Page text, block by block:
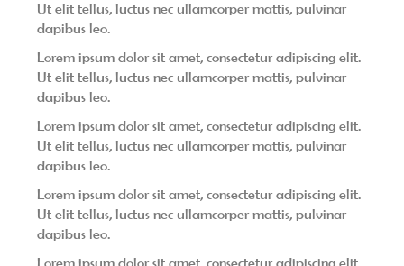
Ut elit tellus, luctus nec ullamcorper mattis, pulvinar
dapibus leo.
Lorem ipsum dolor sit amet, consectetur adipiscing elit.
Ut elit tellus, luctus nec ullamcorper mattis, pulvinar
dapibus leo.
Lorem ipsum dolor sit amet, consectetur adipiscing elit.
Ut elit tellus, luctus nec ullamcorper mattis, pulvinar
dapibus leo.
Lorem ipsum dolor sit amet, consectetur adipiscing elit.
Ut elit tellus, luctus nec ullamcorper mattis, pulvinar
dapibus leo.
Lorem ipsum dolor sit amet, consectetur adipiscing elit.